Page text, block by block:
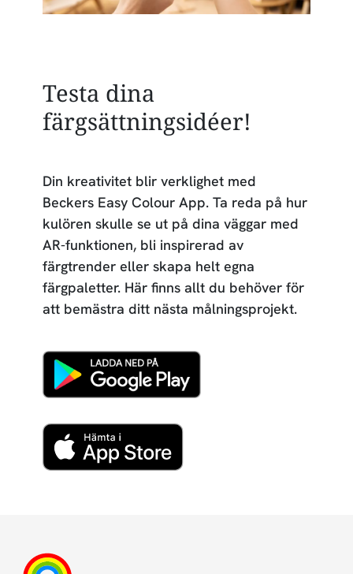
Testa dina
färgsättningsidéer!
Din kreativitet blir verklighet med
Beckers Easy Colour App. Ta reda på hur
kulören skulle se ut på dina väggar med
AR-funktionen, bli inspirerad av
färgtrender eller skapa helt egna
färgpaletter. Här finns allt du behöver för
att bemästra ditt nästa målningsprojekt.